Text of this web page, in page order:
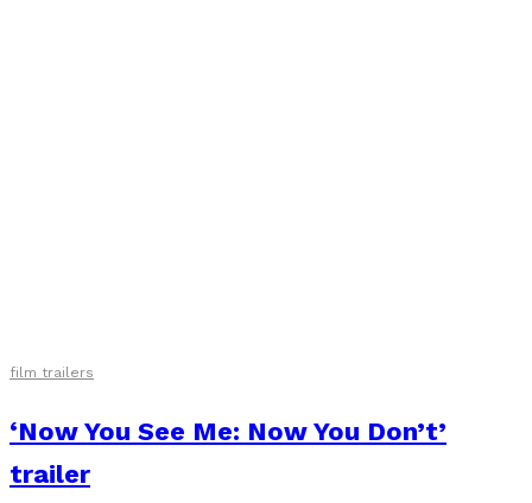
film trailers
‘Now You See Me: Now You Don’t’
trailer